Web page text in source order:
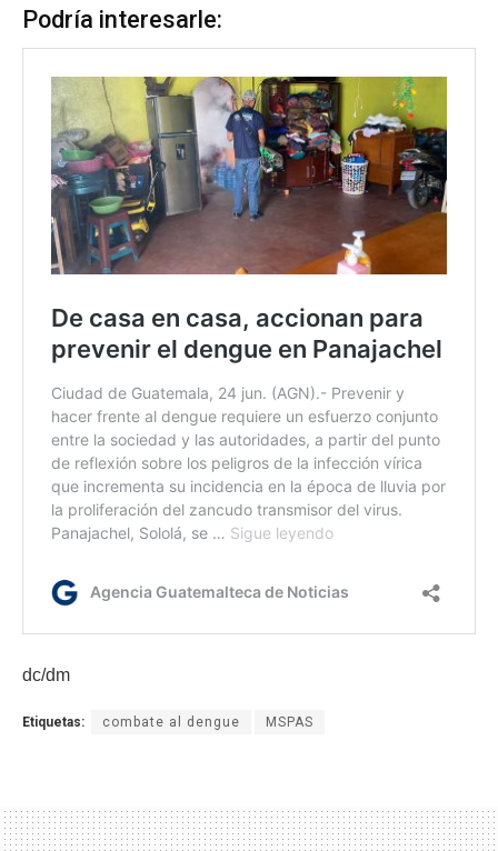
Podría interesarle:
dc/dm
Etiquetas: combate al dengue MSPAS